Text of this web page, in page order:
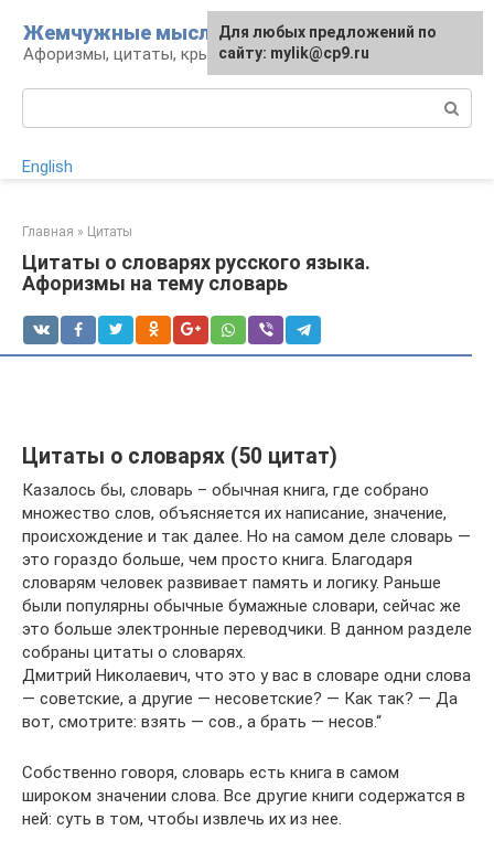
контенту
Жемчужные мысли
Афоризмы, цитаты, крылатые фразы
English
Главная » Цитаты
Цитаты о словарях русского языка.
Афоризмы на тему словарь
Цитаты о словарях (50 цитат)
Казалось бы, словарь – обычная книга, где собрано
множество слов, объясняется их написание, значение,
происхождение и так далее. Но на самом деле словарь —
это гораздо больше, чем просто книга. Благодаря
словарям человек развивает память и логику. Раньше
были популярны обычные бумажные словари, сейчас же
это больше электронные переводчики. В данном разделе
собраны цитаты о словарях.
Дмитрий Николаевич, что это у вас в словаре одни слова
— советские, а другие — несоветские? — Как так? — Да
вот, смотрите: взять — сов., а брать — несов.“
Собственно говоря, словарь есть книга в самом
широком значении слова. Все другие книги содержатся в
ней: суть в том, чтобы извлечь их из нее.
Для любых предложений по
сайту: mylik@cp9.ru